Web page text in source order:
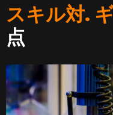
スキル対.
点